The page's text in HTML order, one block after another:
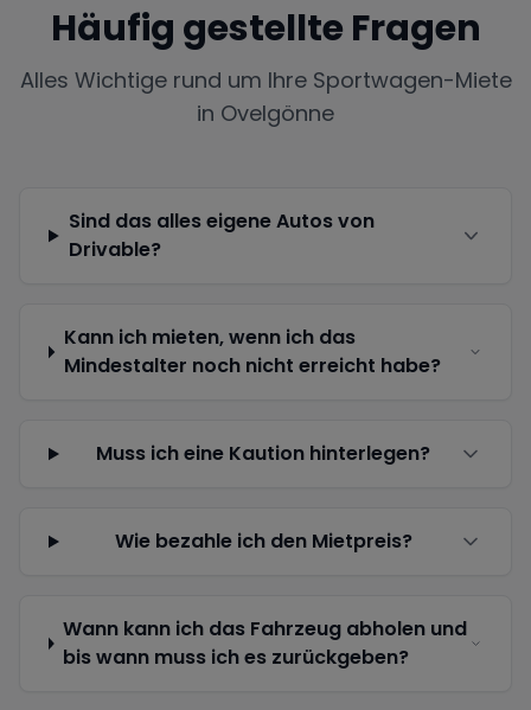
Häufig gestellte Fragen
Alles Wichtige rund um Ihre Sportwagen-Miete
in Ovelgönne
Sind das alles eigene Autos von
Drivable?
Kann ich mieten, wenn ich das
Mindestalter noch nicht erreicht habe?
Muss ich eine Kaution hinterlegen?
Wie bezahle ich den Mietpreis?
Wann kann ich das Fahrzeug abholen und
bis wann muss ich es zurückgeben?